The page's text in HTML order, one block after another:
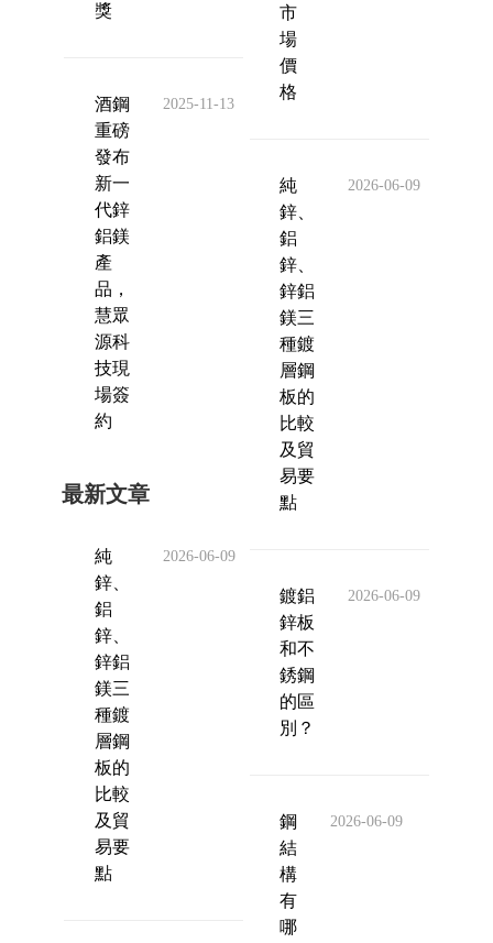
獎
酒鋼
重磅
發布
新一
代鋅
鋁鎂
產
品，
慧眾
源科
技現
場簽
約
2025-11-13
最新文章
純
鋅、
鋁
鋅、
鋅鋁
鎂三
種鍍
層鋼
板的
比較
及貿
易要
點
2026-06-09
市
場
價
格
純
鋅、
鋁
鋅、
鋅鋁
鎂三
種鍍
層鋼
板的
比較
及貿
易要
點
2026-06-09
鍍鋁
鋅板
和不
銹鋼
的區
別？
2026-06-09
鋼
結
構
有
哪
2026-06-09